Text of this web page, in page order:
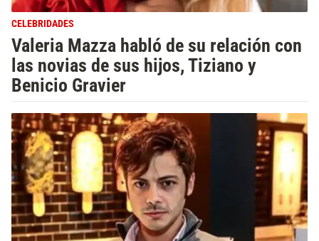
CELEBRIDADES
Valeria Mazza habló de su relación con
las novias de sus hijos, Tiziano y
Benicio Gravier